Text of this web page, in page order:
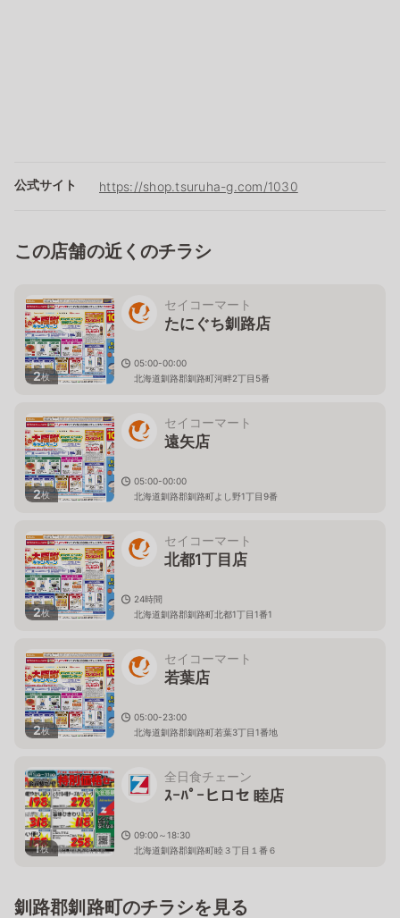
公式サイト https://shop.tsuruha-g.com/1030
この店舗の近くのチラシ
2枚
セイコーマート
たにぐち釧路店
05:00-00:00
北海道釧路郡釧路町河畔2丁目5番
2枚
セイコーマート
遠矢店
05:00-00:00
北海道釧路郡釧路町よし野1丁目9番
2枚
セイコーマート
北都1丁目店
24時間
北海道釧路郡釧路町北都1丁目1番1
2枚
セイコーマート
若葉店
05:00-23:00
北海道釧路郡釧路町若葉3丁目1番地
1枚
全日食チェーン
ｽｰﾊﾟｰヒロセ 睦店
09:00～18:30
北海道釧路郡釧路町睦３丁目１番６
釧路郡釧路町のチラシを見る